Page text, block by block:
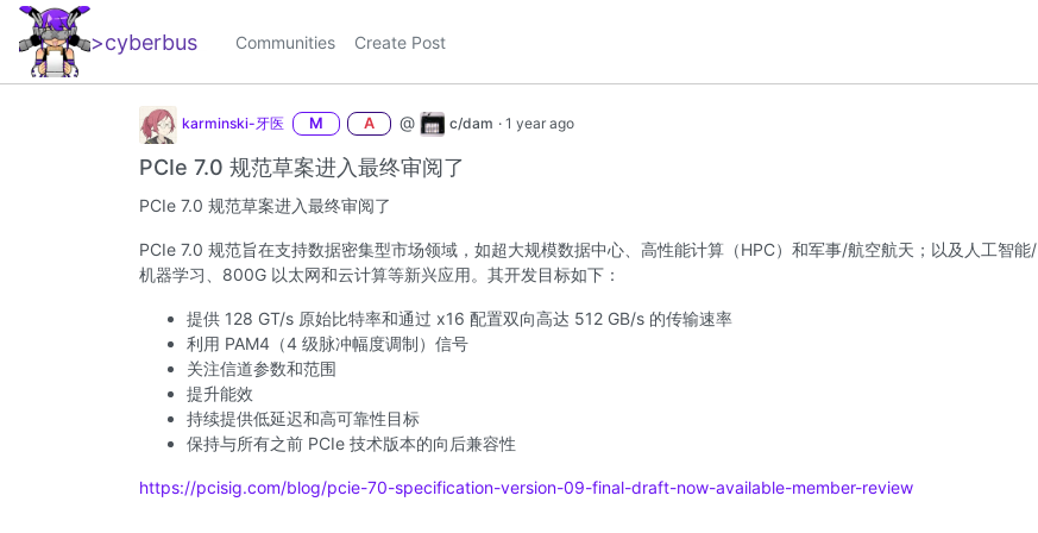
>cyberbus Communities Create Post
karminski-牙医 M A @ c/dam · 1 year ago
PCIe 7.0 规范草案进入最终审阅了
PCIe 7.0 规范草案进入最终审阅了
PCIe 7.0 规范旨在支持数据密集型市场领域，如超大规模数据中心、高性能计算（HPC）和军事/航空航天；以及人工智能/
机器学习、800G 以太网和云计算等新兴应用。其开发目标如下：
提供 128 GT/s 原始比特率和通过 x16 配置双向高达 512 GB/s 的传输速率
利用 PAM4（4 级脉冲幅度调制）信号
关注信道参数和范围
提升能效
持续提供低延迟和高可靠性目标
保持与所有之前 PCIe 技术版本的向后兼容性
https://pcisig.com/blog/pcie-70-specification-version-09-final-draft-now-available-member-review